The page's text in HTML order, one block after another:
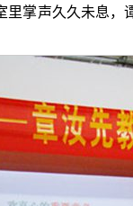
掌声久久未息